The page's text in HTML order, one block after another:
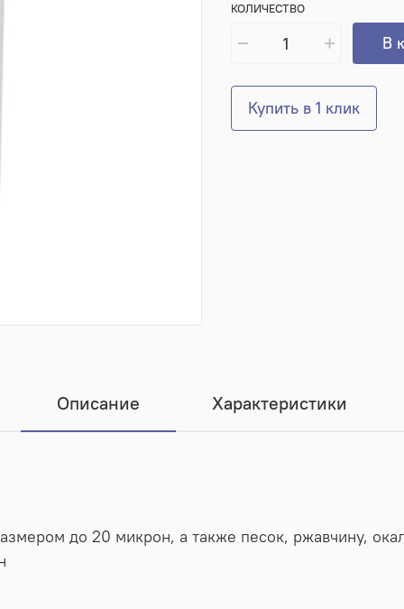
КОЛИЧЕСТВО
В
Купить в 1 клик
Описание Характеристики
до 20 микрон, а также песок, ржавчину,